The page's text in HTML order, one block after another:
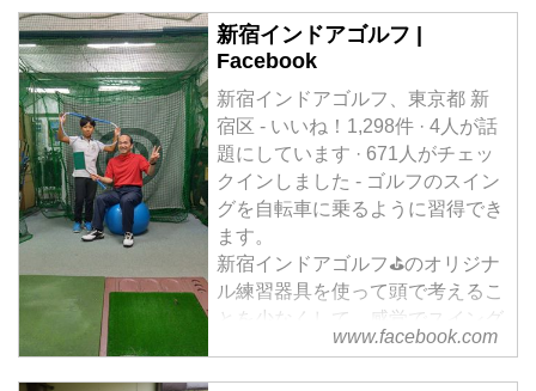
新宿インドアゴルフ |
Facebook
新宿インドアゴルフ、東京都 新
宿区 - いいね！1,298件 · 4人が話
題にしています · 671人がチェッ
クインしました - ゴルフのスイン
グを自転車に乗るように習得でき
ます。
新宿インドアゴルフ⛳のオリジナ
ル練習器具を使って頭で考えるこ
とを少なくして、感覚でスイング
を習得出来ます。www.facebook.com